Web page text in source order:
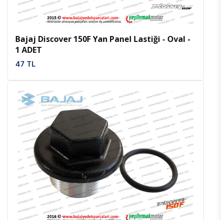
Bajaj Discover 150F Yan Panel Lastiği - Oval -
1 ADET
47 TL
İncele Favoriler